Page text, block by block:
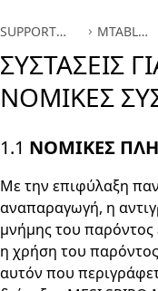
SUPPORT
MTABLET
ΣΥΣΤΑΣΕΙΣ
ΝΟΜΙΚΕΣ
1.1 ΝΟΜΙΚΕΣ
Με την επιφύλαξη
αναπαραγωγή, η
μνήμης του παρόντος
η χρήση του
αυτόν που